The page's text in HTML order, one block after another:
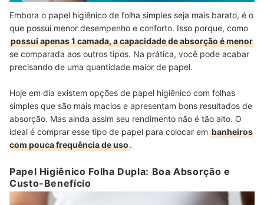
Embora o papel higiênico de folha simples seja mais barato, é o
que possui menor desempenho e conforto. Isso porque, como
possui apenas 1 camada, a capacidade de absorção é menor
se comparada aos outros tipos. Na prática, você pode acabar
precisando de uma quantidade maior de papel.
Hoje em dia existem opções de papel higiênico com folhas
simples que são mais macios e apresentam bons resultados de
absorção. Mas ainda assim seu rendimento não é tão alto. O
ideal é comprar esse tipo de papel para colocar em banheiros
com pouca frequência de uso.
Papel Higiênico Folha Dupla: Boa Absorção e
Custo-Benefício